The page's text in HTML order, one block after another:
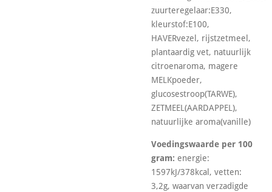
zuurteregelaar:E330,
kleurstof:E100,
HAVERvezel, rijstzetmeel,
plantaardig vet, natuurlijk
citroenaroma, magere
MELKpoeder,
glucosestroop(TARWE),
ZETMEEL(AARDAPPEL),
natuurlijke aroma(vanille)
Voedingswaarde per 100
gram: energie:
1597kJ/378kcal, vetten:
3,2g, waarvan verzadigde